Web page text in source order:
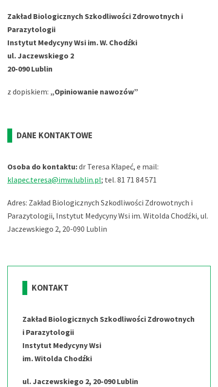
Zakład Biologicznych Szkodliwości Zdrowotnych i
Parazytologii
Instytut Medycyny Wsi im. W. Chodźki
ul. Jaczewskiego 2
20-090 Lublin
z dopiskiem: „Opiniowanie nawozów”
DANE KONTAKTOWE
Osoba do kontaktu:dr Teresa Kłapeć, e mail:
klapec.teresa@imw.lublin.pl; tel. 81 71 84 571
Adres: Zakład Biologicznych Szkodliwości Zdrowotnych i
Parazytologii, Instytut Medycyny Wsi im. Witolda Chodźki, ul.
Jaczewskiego 2, 20-090 Lublin
KONTAKT
Zakład Biologicznych Szkodliwości Zdrowotnych
i Parazytologii
Instytut Medycyny Wsi
im. Witolda Chodźki
ul. Jaczewskiego 2, 20-090 Lublin